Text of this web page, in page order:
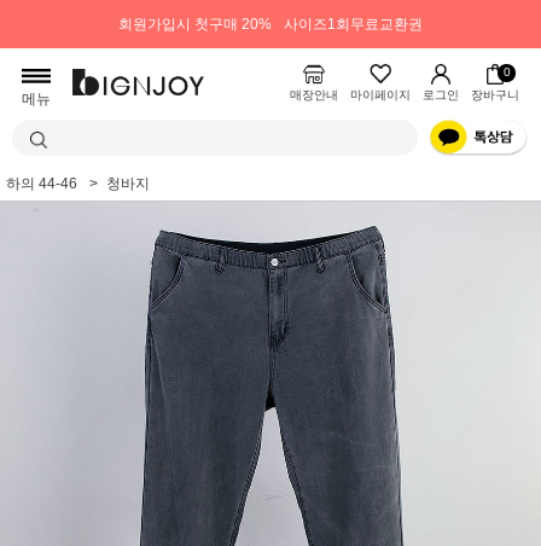
회원가입시 첫구매 20% 사이즈1회무료교환권
메뉴 매장안내 마이페이지 로그인
0
장바구니
하의 44-46 청바지